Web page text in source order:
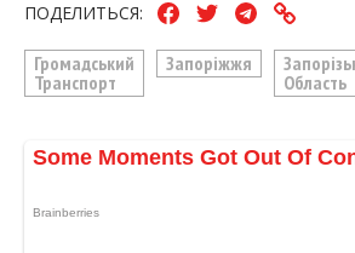
ПОДЕЛИТЬСЯ:
Громадський
Транспорт
Запоріжжя
Область